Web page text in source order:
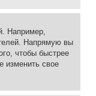
Например,
Напрямую вы
чтобы быстрее
изменить свое